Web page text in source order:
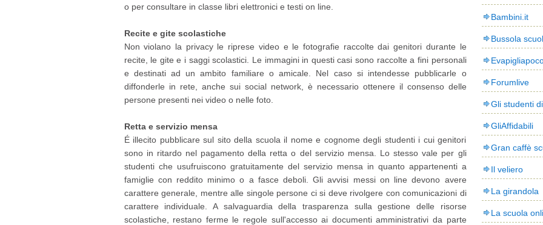
o per consultare in classe libri elettronici e testi on line.
Recite e gite scolastiche
Non violano la privacy le riprese video e le fotografie raccolte dai genitori durante le
recite, le gite e i saggi scolastici. Le immagini in questi casi sono raccolte a fini personali
e destinati ad un ambito familiare o amicale. Nel caso si intendesse pubblicarle o
diffonderle in rete, anche sui social network, è necessario ottenere il consenso delle
persone presenti nei video o nelle foto.
Retta e servizio mensa
É illecito pubblicare sul sito della scuola il nome e cognome degli studenti i cui genitori
sono in ritardo nel pagamento della retta o del servizio mensa. Lo stesso vale per gli
studenti che usufruiscono gratuitamente del servizio mensa in quanto appartenenti a
famiglie con reddito minimo o a fasce deboli. Gli avvisi messi on line devono avere
carattere generale, mentre alle singole persone ci si deve rivolgere con comunicazioni di
carattere individuale. A salvaguardia della trasparenza sulla gestione delle risorse
scolastiche, restano ferme le regole sull'accesso ai documenti amministrativi da parte
Bambini.it
Bussola
Forumlive
Gli studenti
GliAffidabili
Gran caffè
Il veliero
La girandola
La scuola